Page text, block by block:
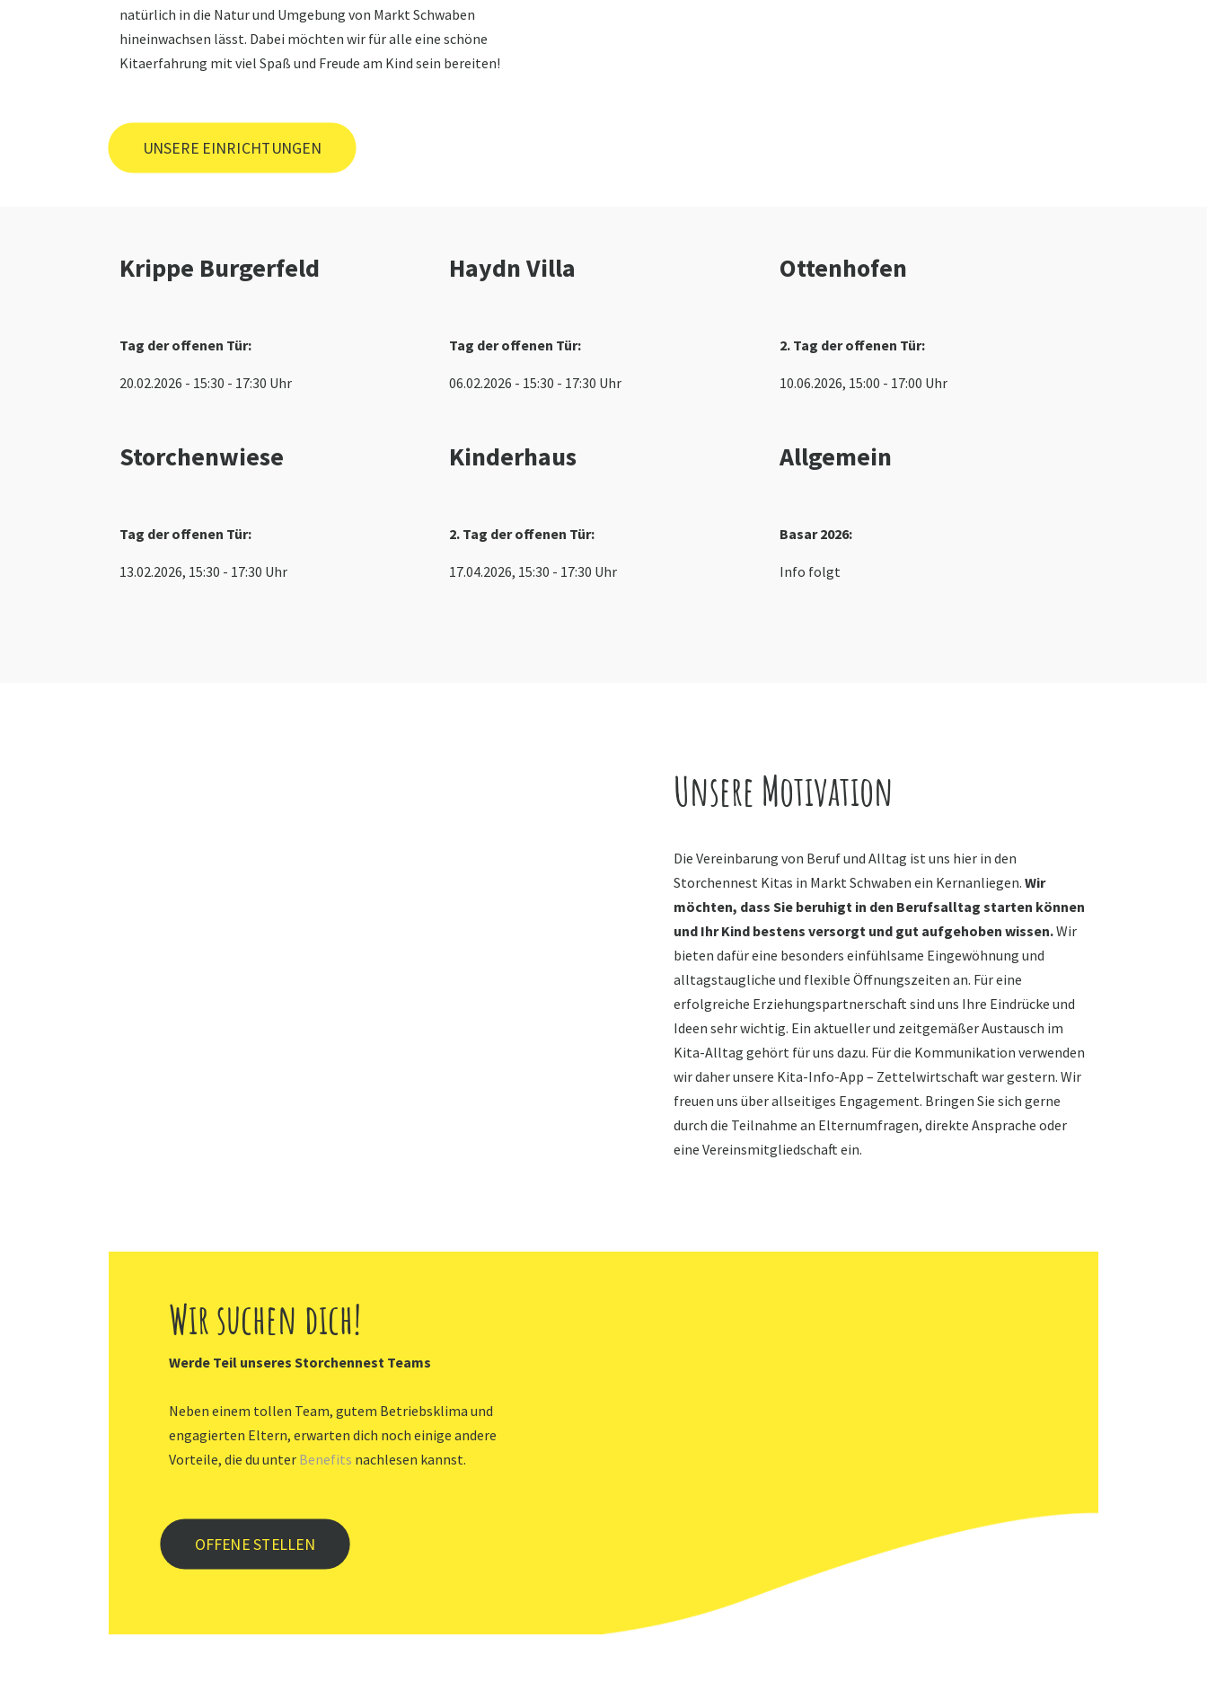
natürlich in die Natur und Umgebung von Markt Schwaben
hineinwachsen lässt. Dabei möchten wir für alle eine schöne
Kitaerfahrung mit viel Spaß und Freude am Kind sein bereiten!
UNSERE EINRICHTUNGEN
Krippe Burgerfeld
Tag der offenen Tür:
20.02.2026 - 15:30 - 17:30 Uhr
Storchenwiese
Tag der offenen Tür:
13.02.2026, 15:30 - 17:30 Uhr
Haydn Villa
Tag der offenen Tür:
06.02.2026 - 15:30 - 17:30 Uhr
Kinderhaus
2. Tag der offenen Tür:
17.04.2026, 15:30 - 17:30 Uhr
Ottenhofen
2. Tag der offenen Tür:
10.06.2026, 15:00 - 17:00 Uhr
Allgemein
Basar 2026:
Info folgt
Unsere Motivation
Die Vereinbarung von Beruf und Alltag ist uns hier in den
Storchennest Kitas in Markt Schwaben ein Kernanliegen. Wir
möchten, dass Sie beruhigt in den Berufsalltag starten können
und Ihr Kind bestens versorgt und gut aufgehoben wissen.Wir
bieten dafür eine besonders einfühlsame Eingewöhnung und
alltagstaugliche und flexible Öffnungszeiten an. Für eine
erfolgreiche Erziehungspartnerschaft sind uns Ihre Eindrücke und
Ideen sehr wichtig. Ein aktueller und zeitgemäßer Austausch im
Kita-Alltag gehört für uns dazu. Für die Kommunikation verwenden
wir daher unsere Kita-Info-App – Zettelwirtschaft war gestern. Wir
freuen uns über allseitiges Engagement. Bringen Sie sich gerne
durch die Teilnahme an Elternumfragen, direkte Ansprache oder
eine Vereinsmitgliedschaft ein.
Wir suchen dich!
Werde Teil unseres Storchennest Teams
Neben einem tollen Team, gutem Betriebsklima und
engagierten Eltern, erwarten dich noch einige andere
Vorteile, die du unter Benefits nachlesen kannst.
OFFENE STELLEN